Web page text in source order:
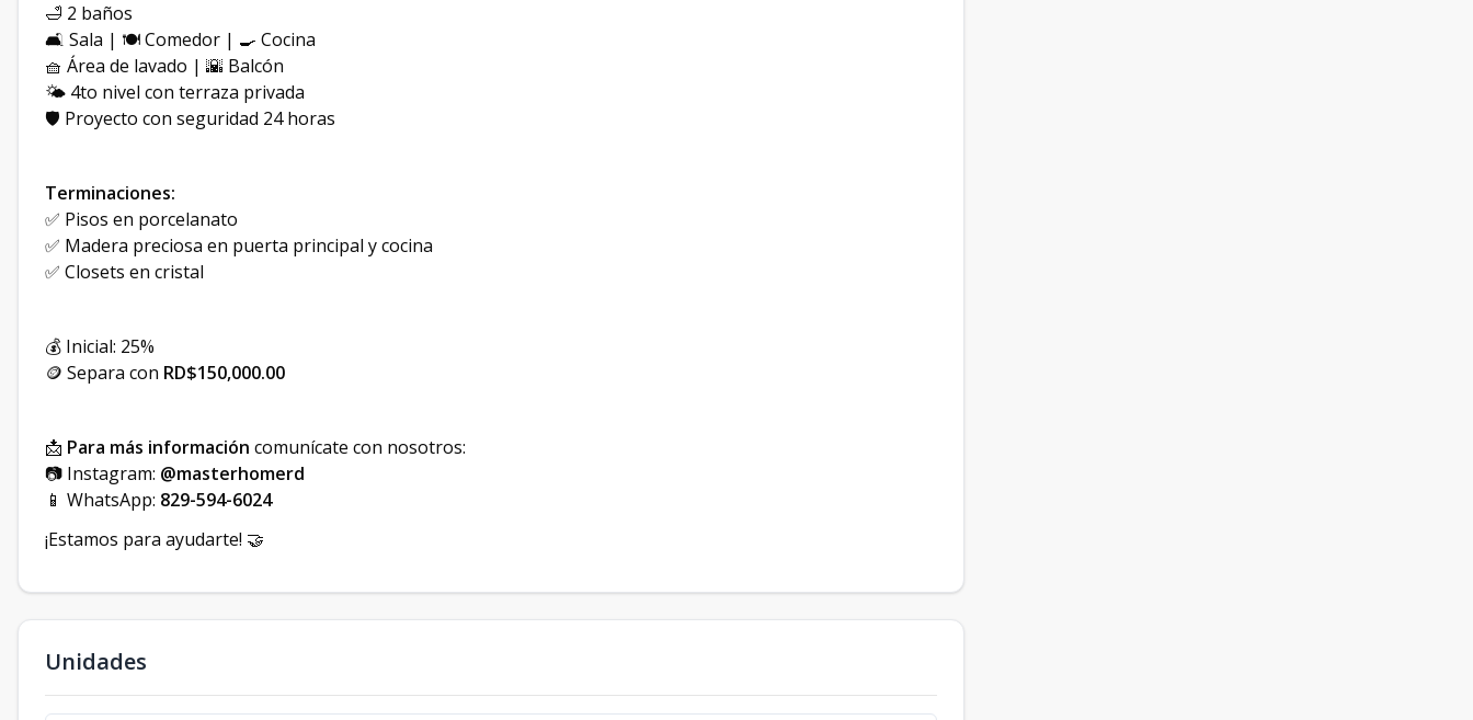
🛁 2 baños
🛋 Sala | 🍽 Comedor | 🍳 Cocina
🧺 Área de lavado | 🌇 Balcón
🌤 4to nivel con terraza privada
🛡 Proyecto con seguridad 24 horas
Terminaciones:
✅ Pisos en porcelanato
✅ Madera preciosa en puerta principal y cocina
✅ Closets en cristal
💰 Inicial: 25%
🪙 Separa con RD$150,000.00
📩 Para más información comunícate con nosotros:
📷 Instagram: @masterhomerd
📱 WhatsApp: 829-594-6024
¡Estamos para ayudarte! 🤝
Unidades